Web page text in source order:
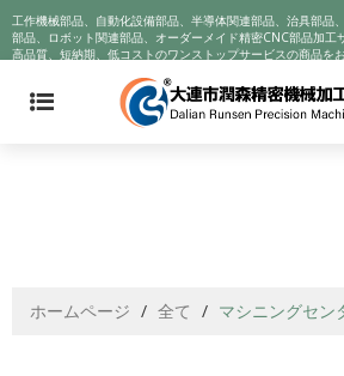
Announcement: Cyndar is tracking the
the COVID-19 crisis and improving best
business behaviors. We voluntarily reduce
through their sadness. We sincerely wish you
工作機械部品、自動化設備部品、半導体関連部品、治具部品
部品、ロボット関連部品、オーダーメイド精密CNC部品加工
高品質、短納期、低コストのワンストップサービスの商品を
ホームページ / 全て / マシニングセン